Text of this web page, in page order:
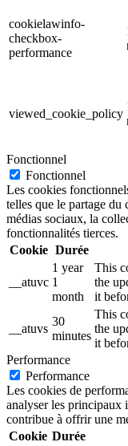
cookielawinfo-
checkbox-
performance
viewed_cookie_policy
Fonctionnel
Fonctionnel
Les cookies
telles que le partage du
médias sociaux, la
fonctionnalités tierces.
Cookie Durée
__atuvc
1 year
1
month
This
the
it
__atuvs
30
minutes
This
the
it
Performance
Performance
Les cookies de
analyser les principaux
contribue à offrir une
Cookie Durée